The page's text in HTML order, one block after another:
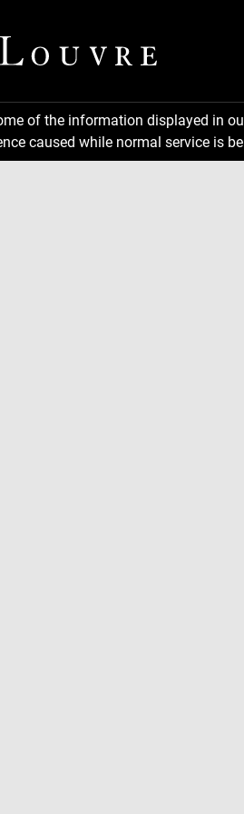
of the information displayed in
caused while normal service is